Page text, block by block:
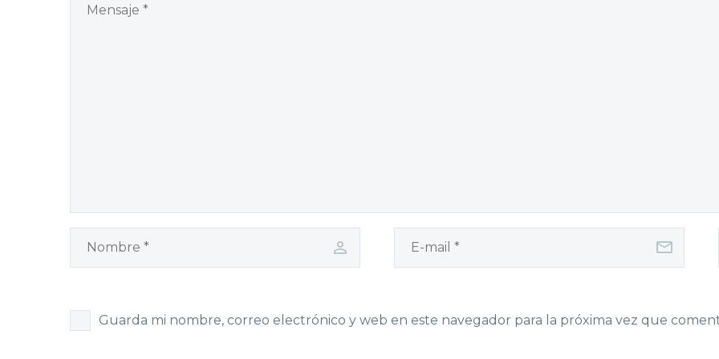
Guarda mi nombre, correo electrónico y web en este navegador para la próxima vez que